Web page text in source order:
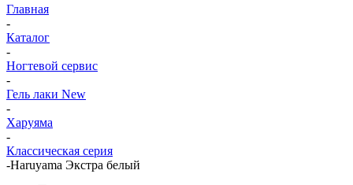
Главная
-
Каталог
-
Ногтевой сервис
-
Гель лаки New
-
Харуяма
-
Классическая серия
-Haruyama Экстра белый